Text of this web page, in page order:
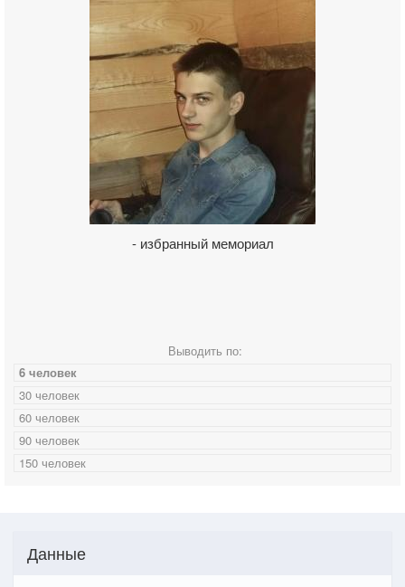
- избранный мемориал
Выводить по:
6 человек
30 человек
60 человек
90 человек
150 человек
Данные